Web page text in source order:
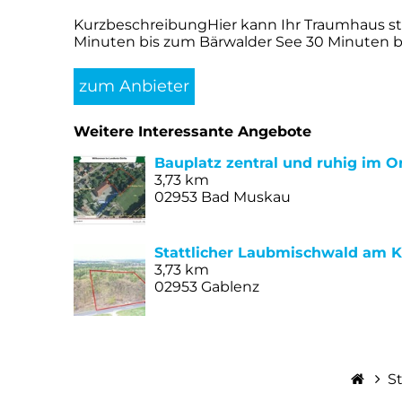
KurzbeschreibungHier kann Ihr Traumhaus
Minuten bis zum Bärwalder See 30 Minuten
zum Anbieter
Weitere Interessante Angebote
Bauplatz zentral und ruhig im
3,73 km
02953 Bad Muskau
Stattlicher Laubmischwald am
3,73 km
02953 Gablenz